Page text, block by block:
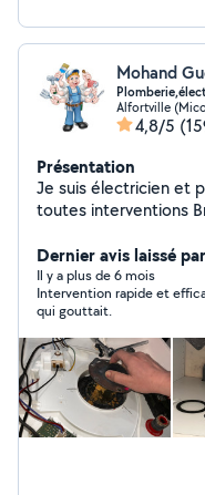
Mohand
Alfortville
4,8/5
Présentation
Je suis électricien et
toutes interventions
8h jusqu'à 15h *
jusqu'à 20h *
jusqu'à 20h *
Dernier avis laissé
Il y a plus de 6 mois
Intervention rapide et
qui gouttait.